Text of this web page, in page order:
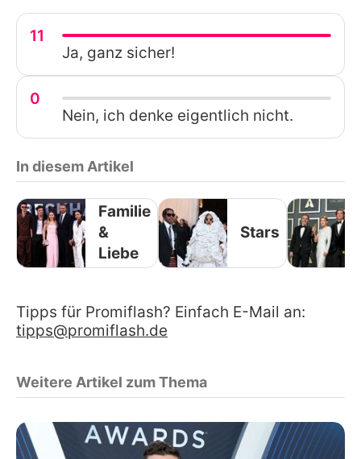
11
Ja, ganz sicher!
0
Nein, ich denke eigentlich nicht.
In diesem Artikel
Familie
&
Liebe
Stars
Tipps für Promiflash? Einfach E-Mail an:
tipps@promiflash.de
Weitere Artikel zum Thema